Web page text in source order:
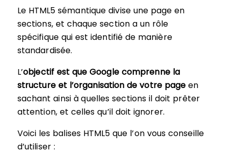
Le HTML5 sémantique divise une page en
sections, et chaque section a un rôle
spécifique qui est identifié de manière
standardisée.
L’objectif est que Google comprenne la
structure et l’organisation de votre page en
sachant ainsi à quelles sections il doit prêter
attention, et celles qu’il doit ignorer.
Voici les balises HTML5 que l’on vous conseille
d’utiliser :